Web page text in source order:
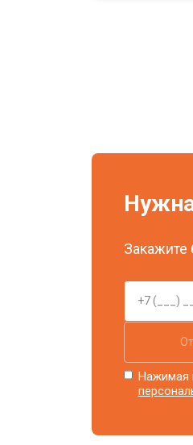
Закажите
Нажимая